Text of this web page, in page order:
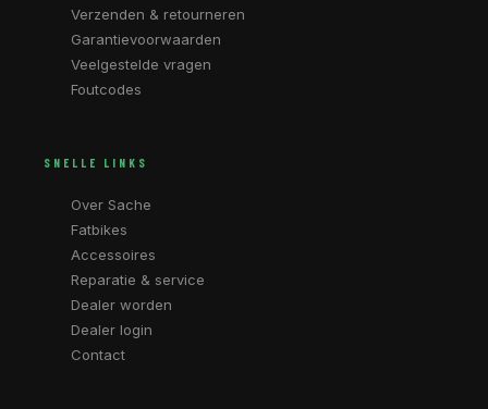
Verzenden & retourneren
Garantievoorwaarden
Veelgestelde vragen
Foutcodes
SNELLE LINKS
Over Sache
Fatbikes
Accessoires
Reparatie & service
Dealer worden
Dealer login
Contact